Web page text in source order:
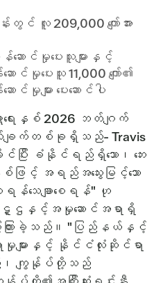
209,000 ကျော်အား
ောင်မှုပေးသူများနှင့်
ာင်မှုပေးသူ 11,000 ကျော်၏
ျား ပေးဆောင်ပါ
ရေးနှစ် 2026 ဘတ်ဂျက်
ချက်တစ်ခုရှိသည်- Travis
ြီး ခံနိုင်ရည်ရှိသော၊ ဘေး
ြင့် အရည်အသွေးမြင့်သော
န်သေချာစေရန်" ဟု
ဋ္ဌနှင့်အမှုဆောင်အရာရှိ
ောကြားခဲ့သည်။ "ပြည်နယ်နှင့်
များနှင့် နိုင်ငံလုံးဆိုင်ရာ
ည်း၊ ကျွန်ုပ်တို့သည်